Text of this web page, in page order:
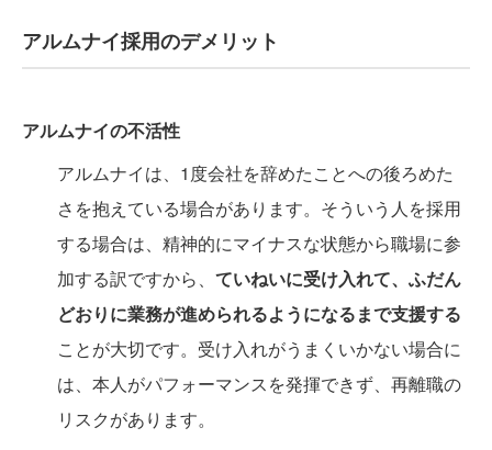
アルムナイ採用のデメリット
アルムナイの不活性
アルムナイは、1度会社を辞めたことへの後ろめた
さを抱えている場合があります。そういう人を採用
する場合は、精神的にマイナスな状態から職場に参
加する訳ですから、 ていねいに受け入れて、ふだん
どおりに業務が進められるようになるまで支援する
ことが大切です。受け入れがうまくいかない場合に
は、本人がパフォーマンスを発揮できず、再離職の
リスクがあります。